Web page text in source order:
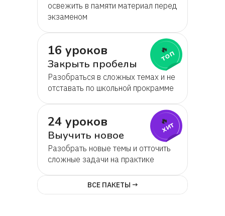
освежить в памяти материал перед
экзаменом
16 уроков
Закрыть пробелы
Разобраться в сложных темах и не
отставать по школьной прокрамме
🔥
топ
24 уроков
Выучить новое
Разобрать новые темы и отточить
сложные задачи на практике
🔥
хит
ВСЕ ПАКЕТЫ →